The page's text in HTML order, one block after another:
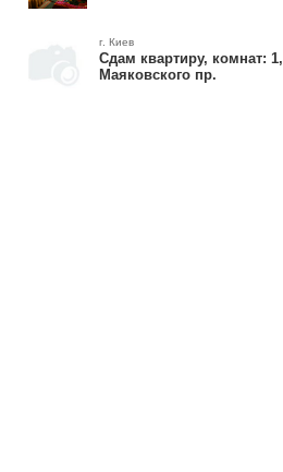
г. Киев
Сдам квартиру, комнат: 1,
Маяковского пр.